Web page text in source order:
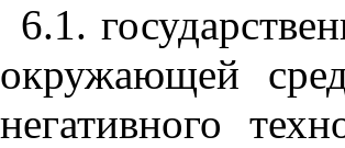
6.1.
окружающей
негативного